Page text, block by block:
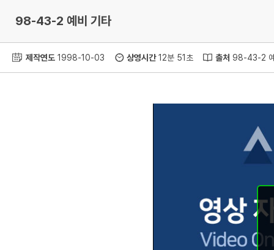
98-43-2 예비 기타
제작연도 1998-10-03 상영시간12분 51초 출처 98-43-2